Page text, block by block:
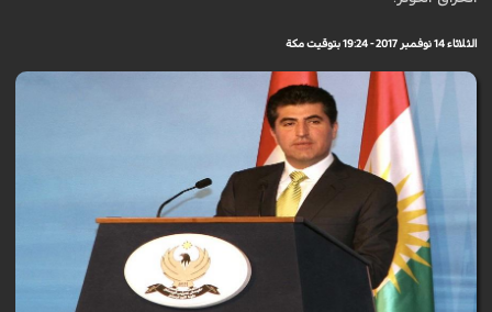
الثلاثاء 14 نوفمبر 2017 - 19:24 بتوقيت مكة